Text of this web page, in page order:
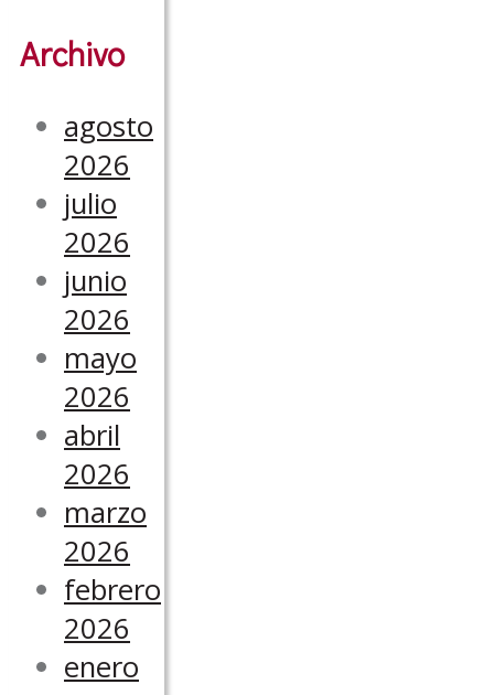
Archivo
agosto
2026
julio
2026
junio
2026
mayo
2026
abril
2026
marzo
2026
febrero
2026
enero